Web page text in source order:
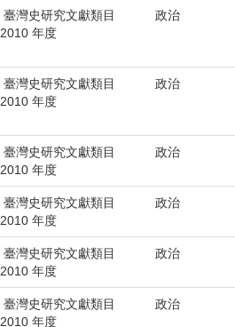
臺灣史研究文獻類目
2010 年度
政治
臺灣史研究文獻類目
2010 年度
政治
臺灣史研究文獻類目
2010 年度
政治
臺灣史研究文獻類目
2010 年度
政治
臺灣史研究文獻類目
2010 年度
政治
臺灣史研究文獻類目
2010 年度
政治